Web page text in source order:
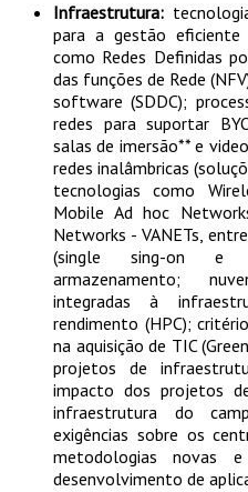
Infraestrutura:
para a gestão
como Redes Definidas
das funções de Rede
software (SDDC);
redes para suportar
salas de imersão** e
redes inalâmbricas
tecnologias como
Mobile Ad hoc
Networks - VANETs,
(single sing-on e
armazenamento;
integradas à
rendimento (HPC);
na aquisição de TIC
projetos de
impacto dos projetos
infraestrutura do
exigências sobre os
metodologias novas
desenvolvimento de